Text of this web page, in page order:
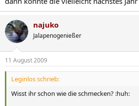
najuko
Jalapenogenießer
11 August 2009
Leginlos schrieb:
Wisst ihr schon wie die schmecken? :huh: